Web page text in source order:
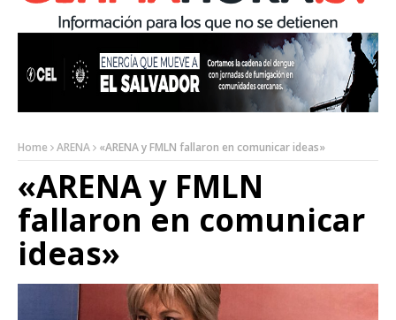
Home ARENA «ARENA y FMLN fallaron en comunicar ideas»
«ARENA y FMLN
fallaron en comunicar
ideas»